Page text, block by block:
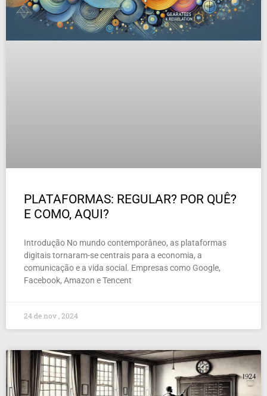
PLATAFORMAS: REGULAR? POR QUÊ?
E COMO, AQUI?
Introdução No mundo contemporâneo, as plataformas
digitais tornaram-se centrais para a economia, a
comunicação e a vida social. Empresas como Google,
Facebook, Amazon e Tencent
24 de nov , 2024